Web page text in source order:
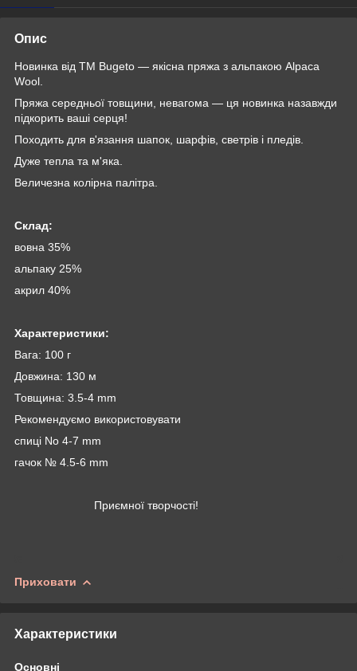
Опис
Новинка від TM Bugeto — якісна пряжа з альпакою Alpaca
Wool.
Пряжа середньої товщини, невагома — ця новинка назавжди
підкорить ваші серця!
Походить для в'язання шапок, шарфів, светрів і пледів.
Дуже тепла та м'яка.
Величезна колірна палітра.
Склад:
вовна 35%
альпаку 25%
акрил 40%
Характеристики:
Вага: 100 г
Довжина: 130 м
Товщина: 3.5-4 mm
Рекомендуємо використовувати
спиці No 4-7 mm
гачок № 4.5-6 mm
Приємної творчості!
Приховати
Характеристики
Основні